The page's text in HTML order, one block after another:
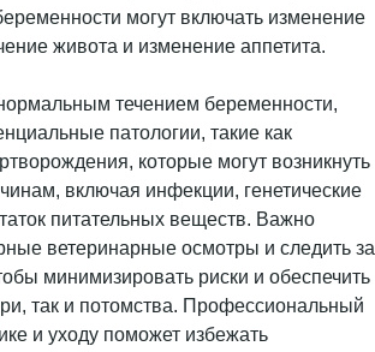
могут включать изменение
живота и изменение аппетита.
течением беременности,
патологии, такие как
которые могут возникнуть
включая инфекции, генетические
питательных веществ. Важно
ветеринарные осмотры и следить за
минимизировать риски и обеспечить
так и потомства. Профессиональный
и уходу поможет избежать